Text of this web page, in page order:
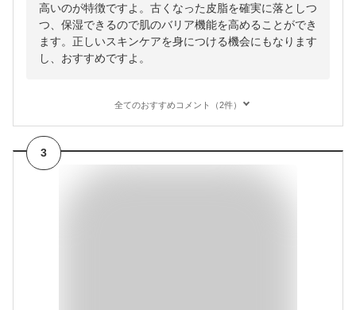
高いのが特徴ですよ。古くなった皮脂を確実に落としつ
つ、保湿できるので肌のバリア機能を高めることができ
ます。正しいスキンケアを身につける機会にもなります
し、おすすめですよ。
全てのおすすめコメント（2件）
3